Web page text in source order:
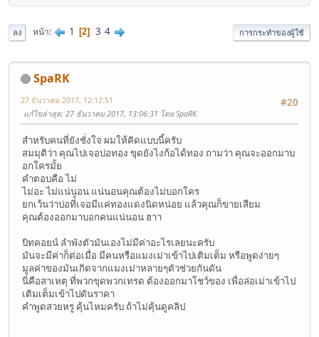
ลง หน้า 1 2 3 4 การกระทำของผู้ใช้
SpaRK
#20
27 ธันวาคม 2017, 12:12:51
แก้ไขล่าสุด: 27 ธันวาคม 2017, 13:06:31 โดย SpaRK
สำหรับคนที่ยังชั่งใจ ผมให้คิดแบบนี้ครับ
สมมุติว่า คุณไปเจอบ่อทอง ขุดยังไงก้อได้ทอง ถามว่า คุณจะออกมาบ
อกใครมั้ย
คำตอบคือ ไม่
ไม่อะ ไม่แน่นอน แน่นอนคุณต้องไม่บอกใคร
ยกเว้นว่าบ่อที่้เจอมีแค่ทองแดงนิดหน่อย แล้วคุณก็ขายเสียม
คุณต้องออกมาบอกคนแน่นอน ฮาา
บิทคอยน์ ลำพังตัวมันเองไม่มีค่าอะไรเลยนะครับ
มันจะมีค่าก็ต่อเมื่อ มีคนหรือแมงเม่าเข้าไปเติมเต็ม หรือพูดง่ายๆ
มูลค่าของมันเกิดจากแมงเม่าหลายๆตัวช่วยกันดัน
นี่คือสาเหตุ ที่พวกขุดพวกเทรด ต้องออกมาโชว์ของ เพื่อล่อเม่าเข้าไป
เติมเต็มเข้าไปดันราคา
คำพูดสวยหรู คุ้นไหมครับ ถ้าไม่คุ้นดูคลิป